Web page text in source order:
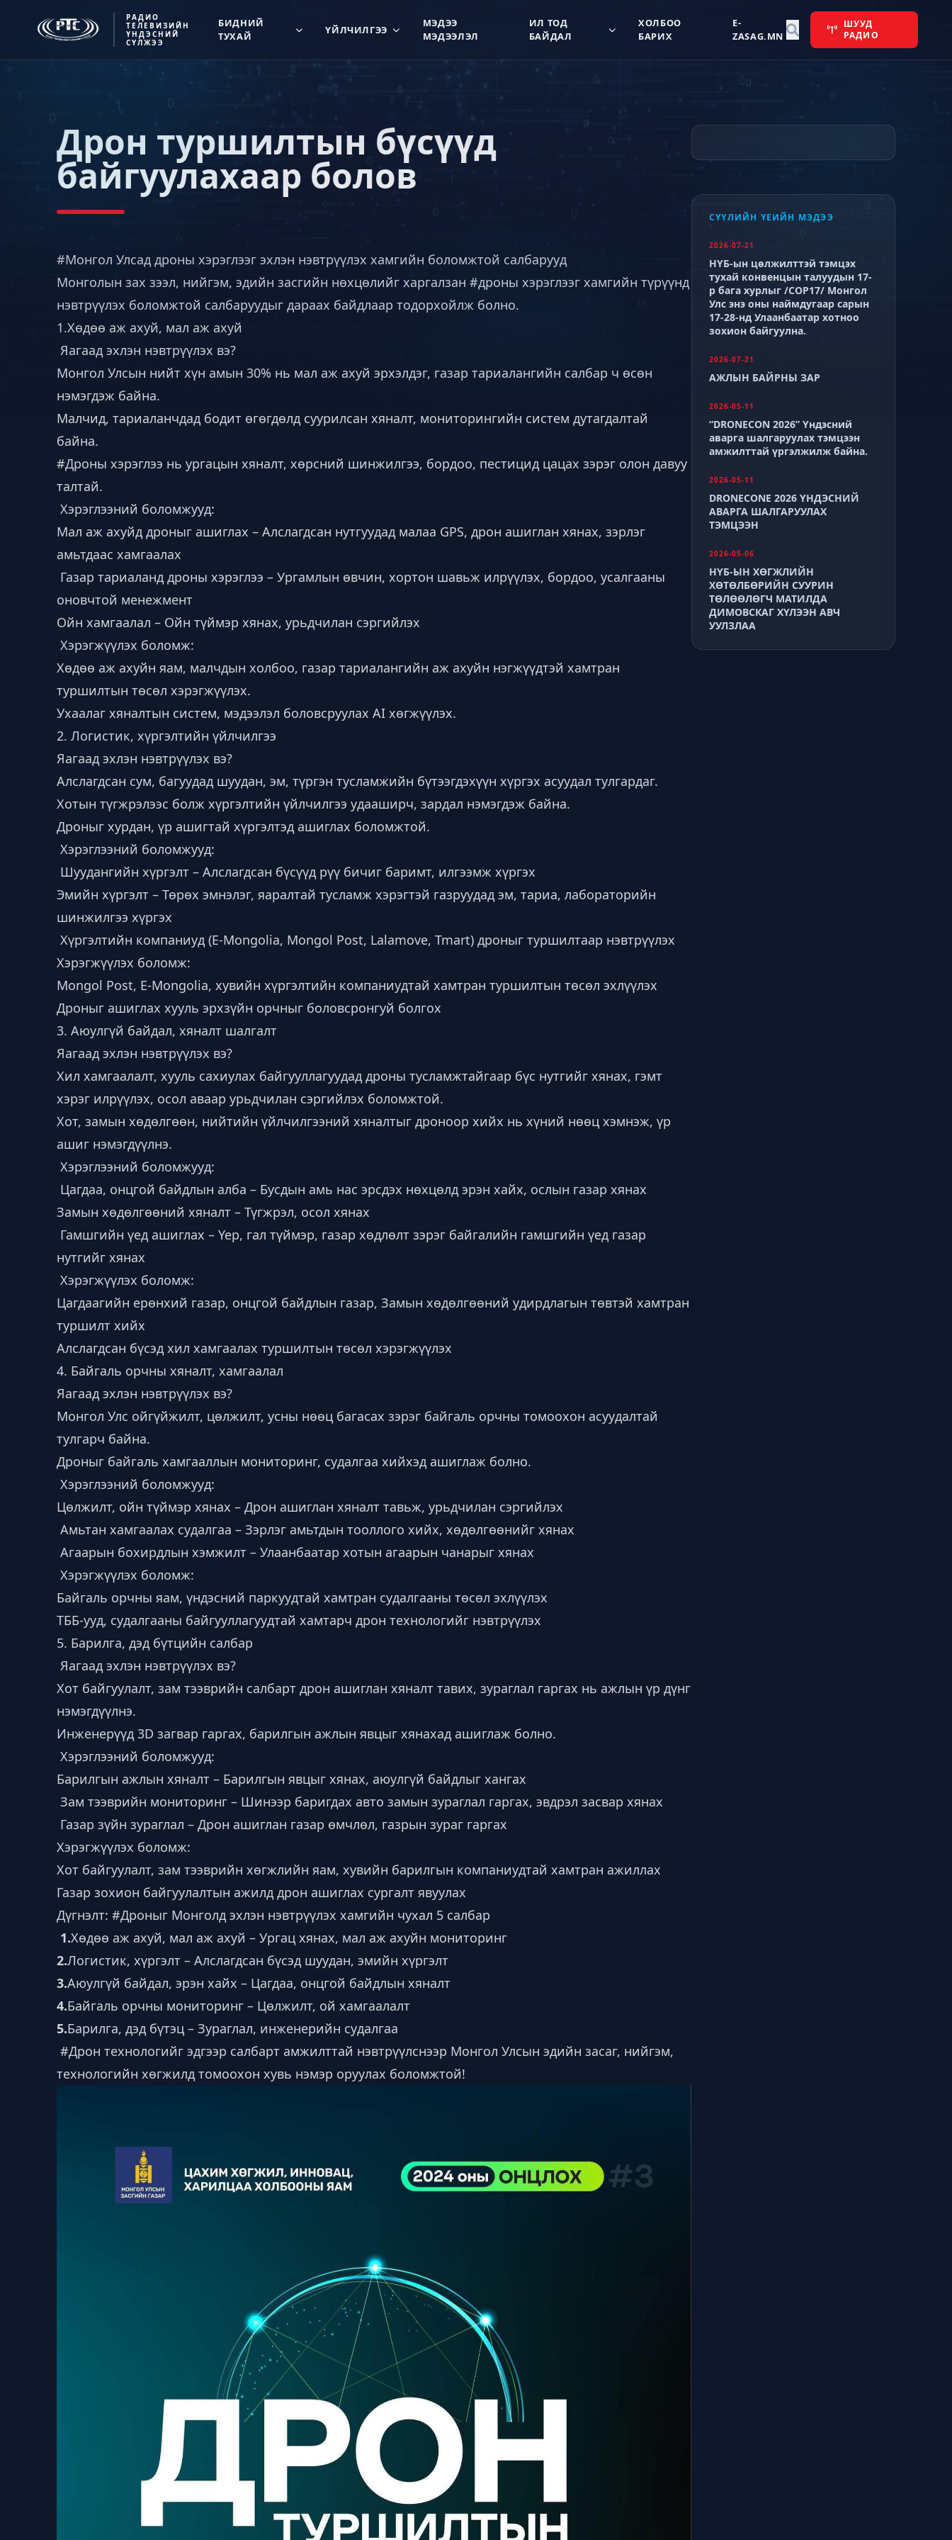
РАДИО
ТЕЛЕВИЗИЙН
ҮНДЭСНИЙ
СҮЛЖЭЭ
БИДНИЙ
ТУХАЙ
ҮЙЛЧИЛГЭЭ
МЭДЭЭ
МЭДЭЭЛЭЛ
ИЛ ТОД
БАЙДАЛ
ХОЛБОО
БАРИХ
E-
ZASAG.MN
ШУУД
РАДИО
Дрон туршилтын бүсүүд
байгуулахаар болов
#Монгол Улсад дроны хэрэглээг эхлэн нэвтрүүлэх хамгийн боломжтой салбарууд
Монголын зах зээл, нийгэм, эдийн засгийн нөхцөлийг харгалзан #дроны хэрэглээг хамгийн түрүүнд
нэвтрүүлэх боломжтой салбаруудыг дараах байдлаар тодорхойлж болно.
1.Хөдөө аж ахуй, мал аж ахуй
Яагаад эхлэн нэвтрүүлэх вэ?
Монгол Улсын нийт хүн амын 30% нь мал аж ахуй эрхэлдэг, газар тариалангийн салбар ч өсөн
нэмэгдэж байна.
Малчид, тариаланчдад бодит өгөгдөлд суурилсан хяналт, мониторингийн систем дутагдалтай
байна.
#Дроны хэрэглээ нь ургацын хяналт, хөрсний шинжилгээ, бордоо, пестицид цацах зэрэг олон давуу
талтай.
Хэрэглээний боломжууд:
Мал аж ахуйд дроныг ашиглах – Алслагдсан нутгуудад малаа GPS, дрон ашиглан хянах, зэрлэг
амьтдаас хамгаалах
Газар тариаланд дроны хэрэглээ – Ургамлын өвчин, хортон шавьж илрүүлэх, бордоо, усалгааны
оновчтой менежмент
Ойн хамгаалал – Ойн түймэр хянах, урьдчилан сэргийлэх
Хэрэгжүүлэх боломж:
Хөдөө аж ахуйн яам, малчдын холбоо, газар тариалангийн аж ахуйн нэгжүүдтэй хамтран
туршилтын төсөл хэрэгжүүлэх.
Ухаалаг хяналтын систем, мэдээлэл боловсруулах AI хөгжүүлэх.
2. Логистик, хүргэлтийн үйлчилгээ
Яагаад эхлэн нэвтрүүлэх вэ?
Алслагдсан сум, багуудад шуудан, эм, түргэн тусламжийн бүтээгдэхүүн хүргэх асуудал тулгардаг.
Хотын түгжрэлээс болж хүргэлтийн үйлчилгээ удааширч, зардал нэмэгдэж байна.
Дроныг хурдан, үр ашигтай хүргэлтэд ашиглах боломжтой.
Хэрэглээний боломжууд:
Шуудангийн хүргэлт – Алслагдсан бүсүүд рүү бичиг баримт, илгээмж хүргэх
Эмийн хүргэлт – Төрөх эмнэлэг, яаралтай тусламж хэрэгтэй газруудад эм, тариа, лабораторийн
шинжилгээ хүргэх
Хүргэлтийн компаниуд (E-Mongolia, Mongol Post, Lalamove, Tmart) дроныг туршилтаар нэвтрүүлэх
Хэрэгжүүлэх боломж:
Mongol Post, E-Mongolia, хувийн хүргэлтийн компаниудтай хамтран туршилтын төсөл эхлүүлэх
Дроныг ашиглах хууль эрхзүйн орчныг боловсронгуй болгох
3. Аюулгүй байдал, хяналт шалгалт
Яагаад эхлэн нэвтрүүлэх вэ?
Хил хамгаалалт, хууль сахиулах байгууллагуудад дроны тусламжтайгаар бүс нутгийг хянах, гэмт
хэрэг илрүүлэх, осол аваар урьдчилан сэргийлэх боломжтой.
Хот, замын хөдөлгөөн, нийтийн үйлчилгээний хяналтыг дроноор хийх нь хүний нөөц хэмнэж, үр
ашиг нэмэгдүүлнэ.
Хэрэглээний боломжууд:
Цагдаа, онцгой байдлын алба – Бусдын амь нас эрсдэх нөхцөлд эрэн хайх, ослын газар хянах
Замын хөдөлгөөний хяналт – Түгжрэл, осол хянах
Гамшгийн үед ашиглах – Үер, гал түймэр, газар хөдлөлт зэрэг байгалийн гамшгийн үед газар
нутгийг хянах
Хэрэгжүүлэх боломж:
Цагдаагийн ерөнхий газар, онцгой байдлын газар, Замын хөдөлгөөний удирдлагын төвтэй хамтран
туршилт хийх
Алслагдсан бүсэд хил хамгаалах туршилтын төсөл хэрэгжүүлэх
4. Байгаль орчны хяналт, хамгаалал
Яагаад эхлэн нэвтрүүлэх вэ?
Монгол Улс ойгүйжилт, цөлжилт, усны нөөц багасах зэрэг байгаль орчны томоохон асуудалтай
тулгарч байна.
Дроныг байгаль хамгааллын мониторинг, судалгаа хийхэд ашиглаж болно.
Хэрэглээний боломжууд:
Цөлжилт, ойн түймэр хянах – Дрон ашиглан хяналт тавьж, урьдчилан сэргийлэх
Амьтан хамгаалах судалгаа – Зэрлэг амьтдын тооллого хийх, хөдөлгөөнийг хянах
Агаарын бохирдлын хэмжилт – Улаанбаатар хотын агаарын чанарыг хянах
Хэрэгжүүлэх боломж:
Байгаль орчны яам, үндэсний паркуудтай хамтран судалгааны төсөл эхлүүлэх
ТББ-ууд, судалгааны байгууллагуудтай хамтарч дрон технологийг нэвтрүүлэх
5. Барилга, дэд бүтцийн салбар
Яагаад эхлэн нэвтрүүлэх вэ?
Хот байгуулалт, зам тээврийн салбарт дрон ашиглан хяналт тавих, зураглал гаргах нь ажлын үр дүнг
нэмэгдүүлнэ.
Инженерүүд 3D загвар гаргах, барилгын ажлын явцыг хянахад ашиглаж болно.
Хэрэглээний боломжууд:
Барилгын ажлын хяналт – Барилгын явцыг хянах, аюулгүй байдлыг хангах
Зам тээврийн мониторинг – Шинээр баригдах авто замын зураглал гаргах, эвдрэл засвар хянах
Газар зүйн зураглал – Дрон ашиглан газар өмчлөл, газрын зураг гаргах
Хэрэгжүүлэх боломж:
Хот байгуулалт, зам тээврийн хөгжлийн яам, хувийн барилгын компаниудтай хамтран ажиллах
Газар зохион байгуулалтын ажилд дрон ашиглах сургалт явуулах
Дүгнэлт: #Дроныг Монголд эхлэн нэвтрүүлэх хамгийн чухал 5 салбар
1.Хөдөө аж ахуй, мал аж ахуй – Ургац хянах, мал аж ахуйн мониторинг
2.Логистик, хүргэлт – Алслагдсан бүсэд шуудан, эмийн хүргэлт
3.Аюулгүй байдал, эрэн хайх – Цагдаа, онцгой байдлын хяналт
4.Байгаль орчны мониторинг – Цөлжилт, ой хамгаалалт
5.Барилга, дэд бүтэц – Зураглал, инженерийн судалгаа
#Дрон технологийг эдгээр салбарт амжилттай нэвтрүүлснээр Монгол Улсын эдийн засаг, нийгэм,
технологийн хөгжилд томоохон хувь нэмэр оруулах боломжтой!
СҮҮЛИЙН ҮЕИЙН МЭДЭЭ
2026-07-21
НҮБ-ын цөлжилттэй тэмцэх
тухай конвенцын талуудын 17-
р бага хурлыг /СОР17/ Монгол
Улс энэ оны наймдугаар сарын
17-28-нд Улаанбаатар хотноо
зохион байгуулна.
2026-07-21
АЖЛЫН БАЙРНЫ ЗАР
2026-05-11
“DRONECON 2026” Үндэсний
аварга шалгаруулах тэмцээн
амжилттай үргэлжилж байна.
2026-05-11
DRONECONE 2026 ҮНДЭСНИЙ
АВАРГА ШАЛГАРУУЛАХ
ТЭМЦЭЭН
2026-05-06
НҮБ-ЫН ХӨГЖЛИЙН
ХӨТӨЛБӨРИЙН СУУРИН
ТӨЛӨӨЛӨГЧ МАТИЛДА
ДИМОВСКАГ ХҮЛЭЭН АВЧ
УУЛЗЛАА